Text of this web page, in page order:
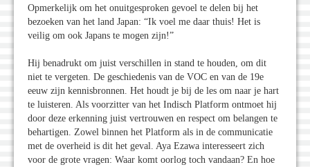
Opmerkelijk om het onuitgesproken gevoel te delen bij het
bezoeken van het land Japan: “Ik voel me daar thuis! Het is
veilig om ook Japans te mogen zijn!”
Hij benadrukt om juist verschillen in stand te houden, om dit
niet te vergeten. De geschiedenis van de VOC en van de 19e
eeuw zijn kennisbronnen. Het houdt je bij de les om naar je hart
te luisteren. Als voorzitter van het Indisch Platform ontmoet hij
door deze erkenning juist vertrouwen en respect om belangen te
behartigen. Zowel binnen het Platform als in de communicatie
met de overheid is dit het geval. Aya Ezawa interesseert zich
voor de grote vragen: Waar komt oorlog toch vandaan? En hoe